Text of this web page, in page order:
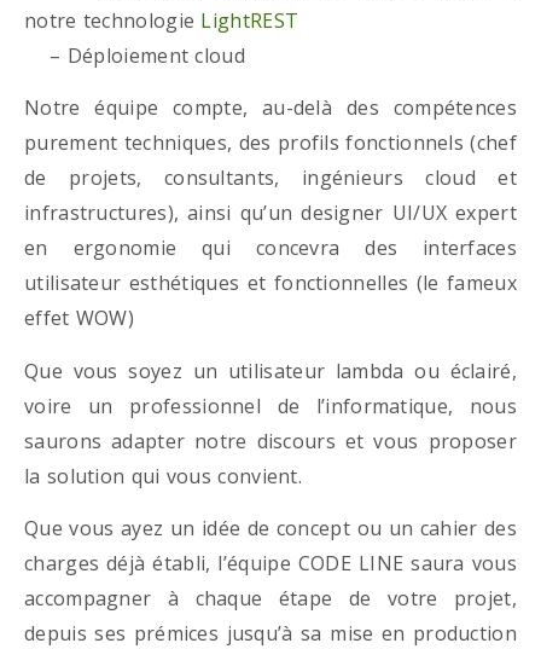
notre technologie LightREST
– Déploiement cloud
Notre équipe compte, au-delà des compétences
purement techniques, des profils fonctionnels (chef
de projets, consultants, ingénieurs cloud et
infrastructures), ainsi qu’un designer UI/UX expert
en ergonomie qui concevra des interfaces
utilisateur esthétiques et fonctionnelles (le fameux
effet WOW)
Que vous soyez un utilisateur lambda ou éclairé,
voire un professionnel de l’informatique, nous
saurons adapter notre discours et vous proposer
la solution qui vous convient.
Que vous ayez un idée de concept ou un cahier des
charges déjà établi, l’équipe CODE LINE saura vous
accompagner à chaque étape de votre projet,
depuis ses prémices jusqu’à sa mise en production